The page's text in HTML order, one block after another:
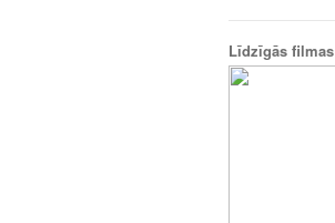
Līdzīgās filmas